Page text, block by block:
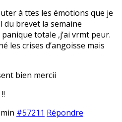
à ttes les émotions que je
du brevet la semaine
totale ,j’ai vrmt peur.
les crises d’angoisse mais
bien mercii
#57211 Répondre